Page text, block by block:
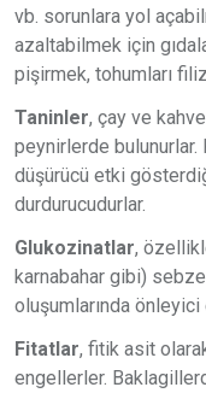
vb. sorunlara yol
azaltabilmek için
pişirmek, tohumları
Taninler, çay ve
peynirlerde
düşürücü etki
durdurucudurlar.
Glukozinatlar,
karnabahar gibi)
oluşumlarında
Fitatlar, fitik asit
engellerler.